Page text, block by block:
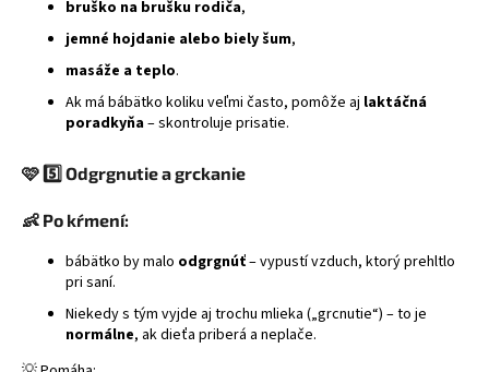
bruško na brušku rodiča,
jemné hojdanie alebo biely šum,
masáže a teplo.
Ak má bábätko koliku veľmi často, pomôže aj laktáčná
poradkyňa– skontroluje prisatie.
🩷5️⃣ Odgrgnutie a grckanie
👶 Po kŕmení:
bábätko by malo odgrgnúť– vypustí vzduch, ktorý prehltlo
pri saní.
Niekedy s tým vyjde aj trochu mlieka („grcnutie“) – to je
normálne, ak dieťa priberá a neplače.